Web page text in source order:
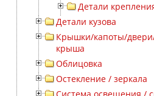
Детали
Детали кузова
Крышки/капоты/
крыша
Облицовка
Остекление / зеркала